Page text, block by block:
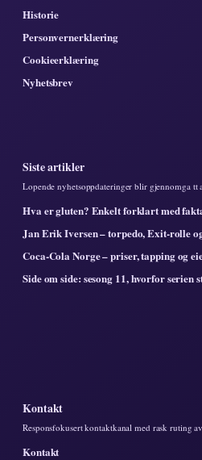
Historie
Personvernerklæring
Cookieerklæring
Nyhetsbrev
Siste artikler
Lopende nyhetsoppdateringer blir gjennomga tt
Hva er gluten? Enkelt forklart med
Jan Erik Iversen – torpedo, Exit-rolle
Coca-Cola Norge – priser, tapping og
Side om side: sesong 11, hvorfor serien
Kontakt
Responsfokusert kontaktkanal med rask ruting
Kontakt